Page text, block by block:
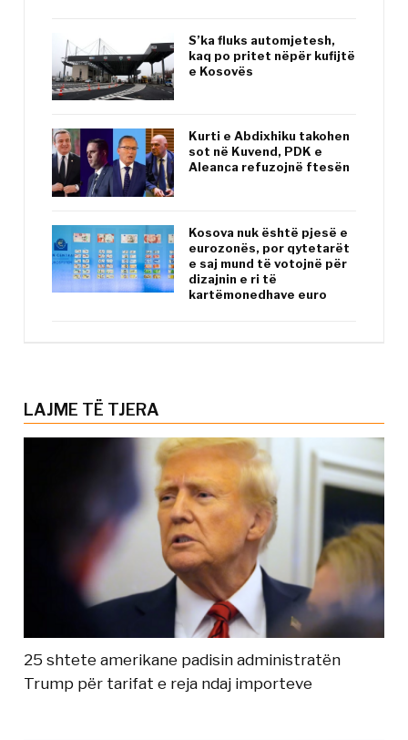
S’ka fluks automjetesh,
kaq po pritet nëpër kufijtë
e Kosovës
Kurti e Abdixhiku takohen
sot në Kuvend, PDK e
Aleanca refuzojnë ftesën
Kosova nuk është pjesë e
eurozonës, por qytetarët
e saj mund të votojnë për
dizajnin e ri të
kartëmonedhave euro
LAJME TË TJERA
25 shtete amerikane padisin administratën
Trump për tarifat e reja ndaj importeve